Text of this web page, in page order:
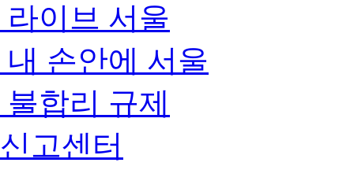
라이브 서울
내 손안에 서울
불합리 규제
신고센터